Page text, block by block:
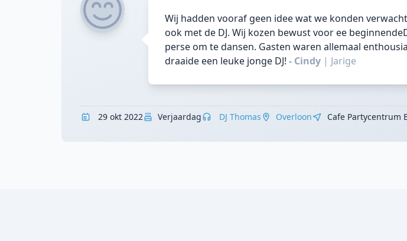
Wij hadden vooraf geen idee wat we konden
ook met de DJ. Wij kozen bewust voor ee
perse om te dansen. Gasten waren allemaal
draaide een leuke jonge DJ! - Cindy | Jarige
29 okt 2022 Verjaardag DJ Thomas Overloon Cafe Partycentrum